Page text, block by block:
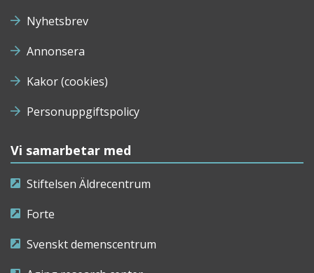
Nyhetsbrev
Annonsera
Kakor (cookies)
Personuppgiftspolicy
Vi samarbetar med
Stiftelsen Äldrecentrum
Forte
Svenskt demenscentrum